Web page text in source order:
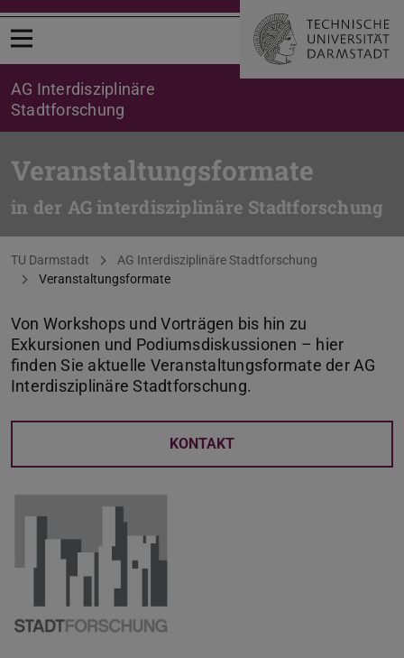
Menü öffnen
AG Interdisziplinäre
Stadtforschung
Veranstaltungsformate
in der AG interdisziplinäre Stadtforschung
Sie befinden sich hier:
TU Darmstadt
AG Interdisziplinäre Stadtforschung
Veranstaltungsformate
Von Workshops und Vorträgen bis hin zu
Exkursionen und Podiumsdiskussionen – hier
finden Sie aktuelle Veranstaltungsformate der AG
Interdisziplinäre Stadtforschung.
KONTAKT